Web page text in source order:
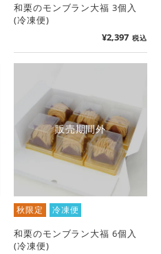
和栗のモンブラン大福 3個入
(冷凍便)
¥2,397 税込
販売期間外
秋限定 冷凍便
和栗のモンブラン大福 6個入
(冷凍便)